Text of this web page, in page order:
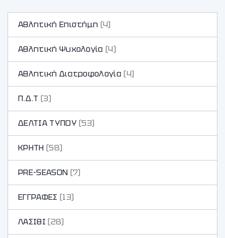
Αθλητική Επιστήμη (4)
Αθλητική Ψυχολογία (4)
Αθλητική Διατροφολογία (4)
Π.Δ.Τ (3)
ΔΕΛΤΙΑ ΤΥΠΟΥ (53)
ΚΡΗΤΗ (58)
PRE-SEASON (7)
ΕΓΓΡΑΦΕΣ (13)
ΛΑΣΙΘΙ (28)